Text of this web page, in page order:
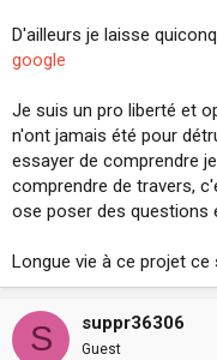
D'ailleurs je laisse
google
Je suis un pro liberté et
n'ont jamais été pour
essayer de comprendre
comprendre de travers,
ose poser des questions
Longue vie à ce projet ce
S suppr36306
Guest